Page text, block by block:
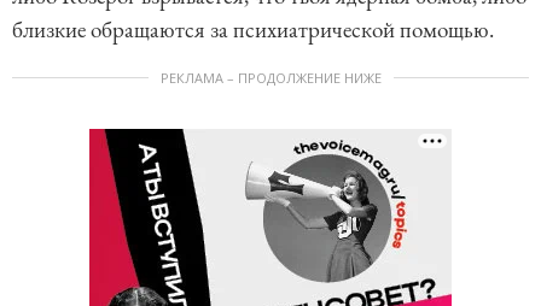
близкие обращаются за психиатрической помощью.
РЕКЛАМА – ПРОДОЛЖЕНИЕ НИЖЕ